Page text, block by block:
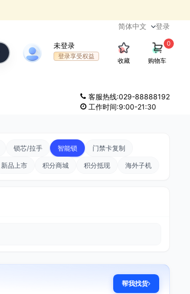
登录
未登录
登录享受权益
收藏 购物车
0
客服热线:029-88888192
工作时间:9:00-21:30
锁芯/拉手 智能锁 门禁卡复制
新品上市 积分商城 积分抵现 海外子机
帮我找货